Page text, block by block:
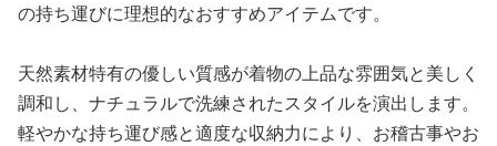
の持ち運びに理想的なおすすめアイテムです。
天然素材特有の優しい質感が着物の上品な雰囲気と美しく
調和し、ナチュラルで洗練されたスタイルを演出します。
軽やかな持ち運び感と適度な収納力により、お稽古事やお